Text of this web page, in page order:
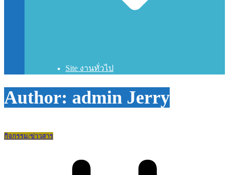
Site งานทั่วไป
Author: admin Jerry
กิจกรรม/ข่าวสาร